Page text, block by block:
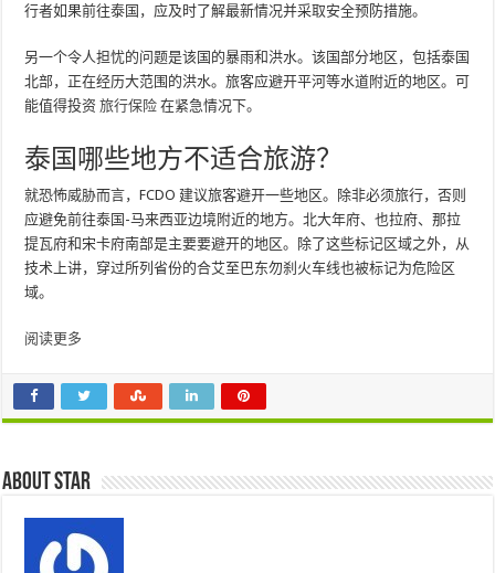
行者如果前往泰国，应及时了解最新情况并采取安全预防措施。
另一个令人担忧的问题是该国的暴雨和洪水。该国部分地区，包括泰国
北部，正在经历大范围的洪水。旅客应避开平河等水道附近的地区。可
能值得投资旅行保险 在紧急情况下。
泰国哪些地方不适合旅游？
就恐怖威胁而言，FCDO 建议旅客避开一些地区。除非必须旅行，否则
应避免前往泰国-马来西亚边境附近的地方。北大年府、也拉府、那拉
提瓦府和宋卡府南部是主要要避开的地区。除了这些标记区域之外，从
技术上讲，穿过所列省份的合艾至巴东勿刹火车线也被标记为危险区
域。
阅读更多
About star